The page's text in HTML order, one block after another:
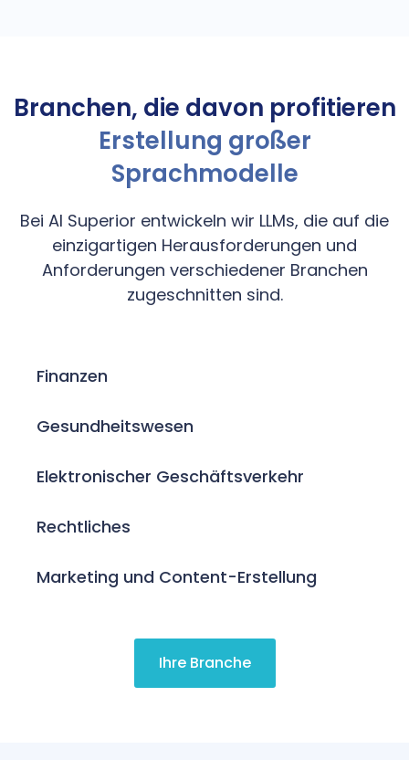
Branchen, die davon profitieren
Erstellung großer
Sprachmodelle
Bei AI Superior entwickeln wir LLMs, die auf die
einzigartigen Herausforderungen und
Anforderungen verschiedener Branchen
zugeschnitten sind.
Finanzen
Gesundheitswesen
Elektronischer Geschäftsverkehr
Rechtliches
Marketing und Content-Erstellung
Ihre Branche